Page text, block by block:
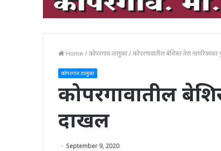
Home /कोपरगाव तालुका/कोपरगावातील बेशिस्त तेरा
कोपरगाव तालुका
कोपरगावातील
दाखल
September 9, 2020